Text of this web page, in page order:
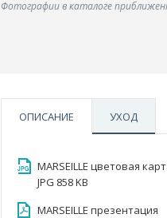
Фотографии в каталоге
ОПИСАНИЕ УХОД
MARSEILLE цветовая
JPG 858 KB
MARSEILLE презентация